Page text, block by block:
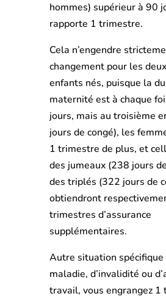
hommes) supérieur à 90
rapporte 1 trimestre.
Cela n’engendre
changement pour les
enfants nés, puisque la
maternité est à chaque
jours, mais au troisième
jours de congé), les
1 trimestre de plus, et
des jumeaux (238 jours
des triplés (322 jours de
obtiendront
trimestres d’assurance
supplémentaires.
Autre situation spécifique
maladie, d’invalidité ou
travail, vous engrangez 1